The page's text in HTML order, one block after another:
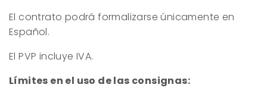
El contrato podrá formalizarse únicamente en
Español.
El PVP incluye IVA.
Límites en el uso de las consignas: